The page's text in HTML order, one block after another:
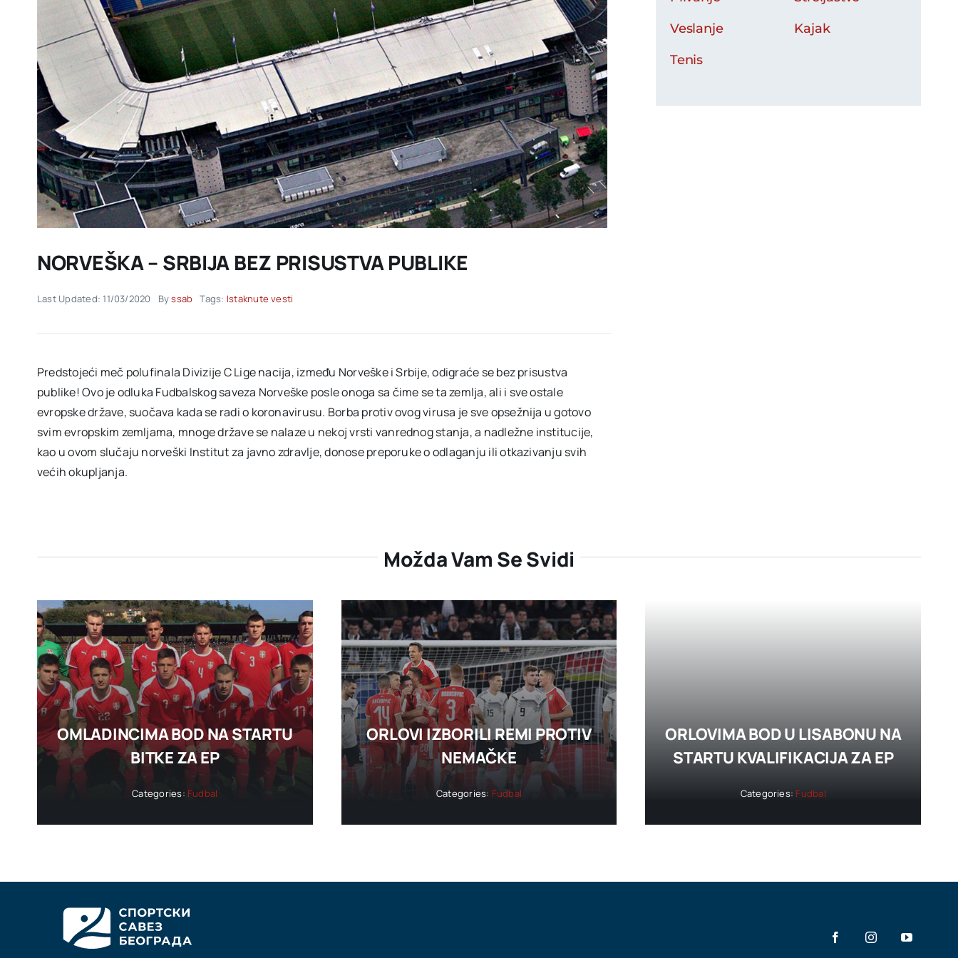
NORVEŠKA – SRBIJA BEZ PRISUSTVA PUBLIKE
Last Updated: 11/03/2020 Byssab Tags: Istaknute vesti
Predstojeći meč polufinala Divizije C Lige nacija, između Norveške i Srbije, odigraće se bez prisustva
publike! Ovo je odluka Fudbalskog saveza Norveške posle onoga sa čime se ta zemlja, ali i sve ostale
evropske države, suočava kada se radi o koronavirusu. Borba protiv ovog virusa je sve opsežnija u gotovo
svim evropskim zemljama, mnoge države se nalaze u nekoj vrsti vanrednog stanja, a nadležne institucije,
kao u ovom slučaju norveški Institut za javno zdravlje, donose preporuke o odlaganju ili otkazivanju svih
većih okupljanja.
Veslanje
Kajak
Tenis
Možda Vam Se Svidi
OMLADINCIMA BOD NA STARTU
BITKE ZA EP
Categories: Fudbal
ORLOVI IZBORILI REMI PROTIV
NEMAČKE
Categories: Fudbal
ORLOVIMA BOD U LISABONU NA
STARTU KVALIFIKACIJA ZA EP
Categories: Fudbal